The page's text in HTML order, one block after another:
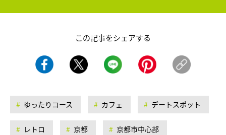
この記事をシェアする
ゆったりコース カフェ デートスポット
レトロ 京都 京都市中心部